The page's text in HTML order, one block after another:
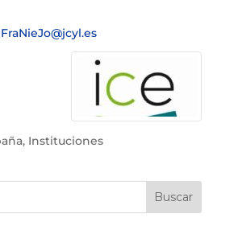
FraNieJo@jcyl.es
, Instituciones